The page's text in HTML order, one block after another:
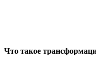
Что такое